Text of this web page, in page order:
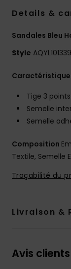
Details &
Sandales Bleu
Style AQYL101339
Tige 3 points
Semelle
Semelle
Composition
Textile, Semelle
Traçabilité du
Livraison &
Avis clients